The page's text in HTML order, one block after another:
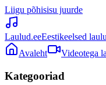
Liigu põhisisu juurde
Laulud.eeEestikeelsed
Avaleht
Videotega
Kategooriad